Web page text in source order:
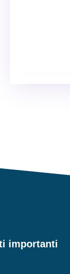
importanti